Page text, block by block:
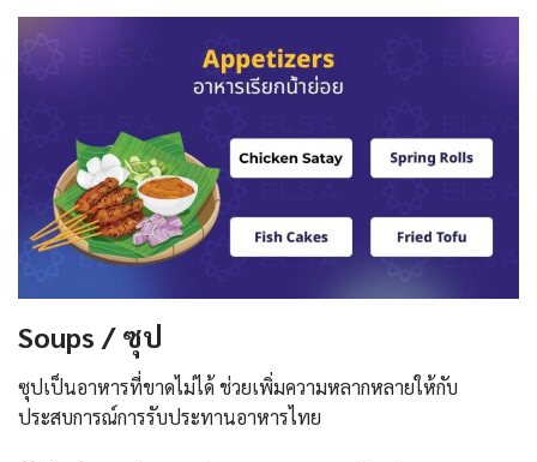
Soups / ซุป
ซุปเป็นอาหารที่ขาดไม่ได้ ช่วยเพิ่มความหลากหลายให้กับ
ประสบการณ์การรับประทานอาหารไทย